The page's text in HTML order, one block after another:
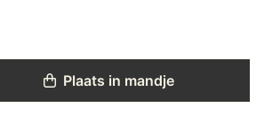
Plaats in mandje